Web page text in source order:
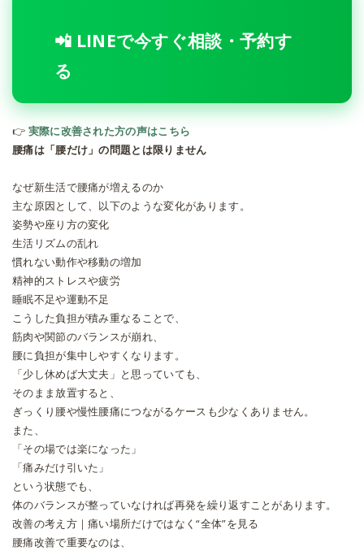
📲 LINEで今すぐ相談・予約す
る
👉 実際に改善された方の声はこちら
腰痛は「腰だけ」の問題とは限りません
なぜ新生活で腰痛が増えるのか
主な原因として、以下のような変化があります。
姿勢や座り方の変化
生活リズムの乱れ
慣れない動作や移動の増加
精神的ストレスや疲労
睡眠不足や運動不足
こうした負担が積み重なることで、
筋肉や関節のバランスが崩れ、
腰に負担が集中しやすくなります。
「少し休めば大丈夫」と思っていても、
そのまま放置すると、
ぎっくり腰や慢性腰痛につながるケースも少なくありません。
また、
「その場では楽になった」
「痛みだけ引いた」
という状態でも、
体のバランスが整っていなければ再発を繰り返すことがあります。
改善の考え方｜痛い場所だけではなく“全体”を見る
腰痛改善で重要なのは、